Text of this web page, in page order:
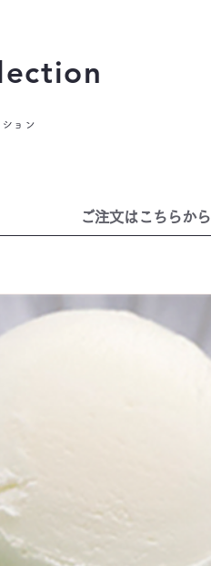
ョン
ご注文はこちらから